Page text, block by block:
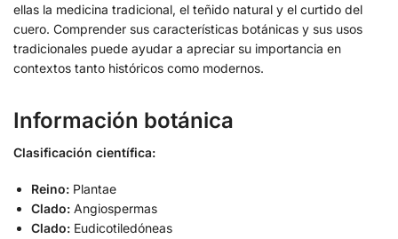
ellas la medicina tradicional, el teñido natural y el curtido del
cuero. Comprender sus características botánicas y sus usos
tradicionales puede ayudar a apreciar su importancia en
contextos tanto históricos como modernos.
Información botánica
Clasificación científica:
Reino: Plantae
Clado: Angiospermas
Clado: Eudicotiledóneas